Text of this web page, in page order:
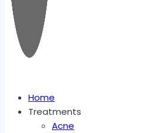
Home
Treatments
Acne